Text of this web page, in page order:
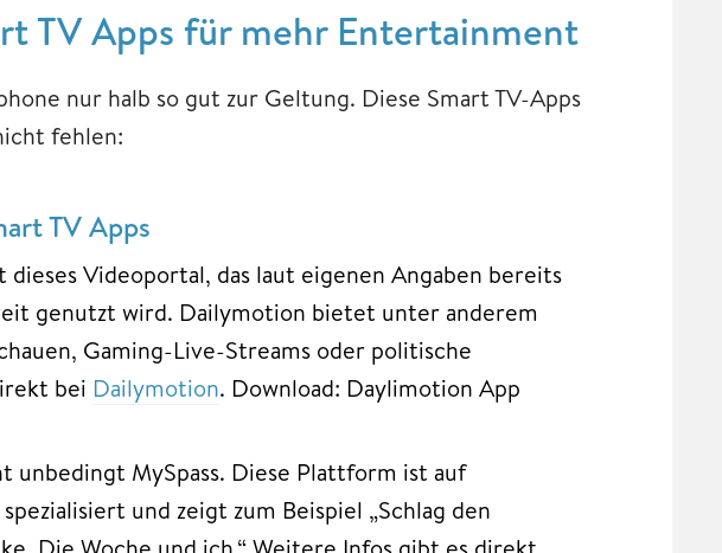
TV Apps für mehr Entertainment
nur halb so gut zur Geltung. Diese Smart TV-Apps
fehlen:
TV Apps
Videoportal, das laut eigenen Angaben bereits
genutzt wird. Dailymotion bietet unter anderem
Gaming-Live-Streams oder politische
bei Dailymotion. Download: Daylimotion App
unbedingt MySpass. Diese Plattform ist auf
und zeigt zum Beispiel „Schlag den